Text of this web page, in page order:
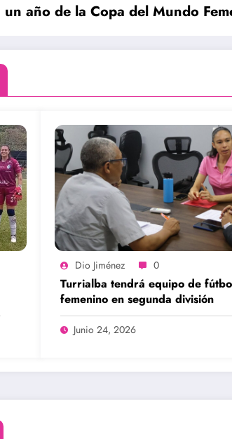
año de la Copa del Mundo
Dio Jiménez 0
Turrialba tendrá equipo de
femenino en segunda división
Junio 24, 2026